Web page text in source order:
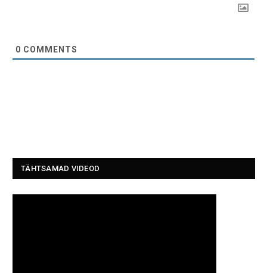
0 COMMENTS
TÄHTSAMAD VIDEOD